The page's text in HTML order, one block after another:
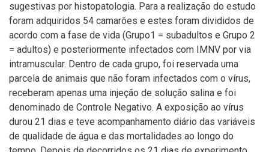
sugestivas por histopatologia. Para a realização do estudo
foram adquiridos 54 camarões e estes foram divididos de
acordo com a fase de vida (Grupo1 = subadultos e Grupo 2
= adultos) e posteriormente infectados com IMNV por via
intramuscular. Dentro de cada grupo, foi reservada uma
parcela de animais que não foram infectados com o vírus,
receberam apenas uma injeção de solução salina e foi
denominado de Controle Negativo. A exposição ao vírus
durou 21 dias e teve acompanhamento diário das variáveis
de qualidade de água e das mortalidades ao longo do